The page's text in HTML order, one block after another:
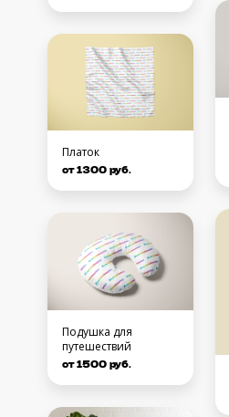
Платок
от 1300 руб.
Подушка для
путешествий
от 1500 руб.